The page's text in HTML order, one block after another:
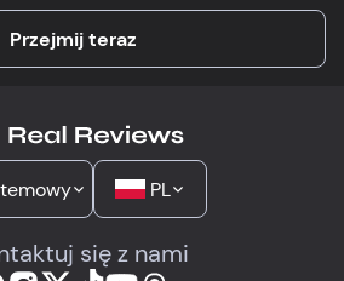
Przejmij teraz
PL
się z nami